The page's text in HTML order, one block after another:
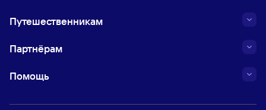
Путешественникам
Партнёрам
Помощь